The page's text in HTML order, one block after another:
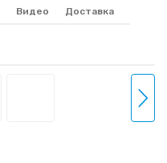
Видео Доставка